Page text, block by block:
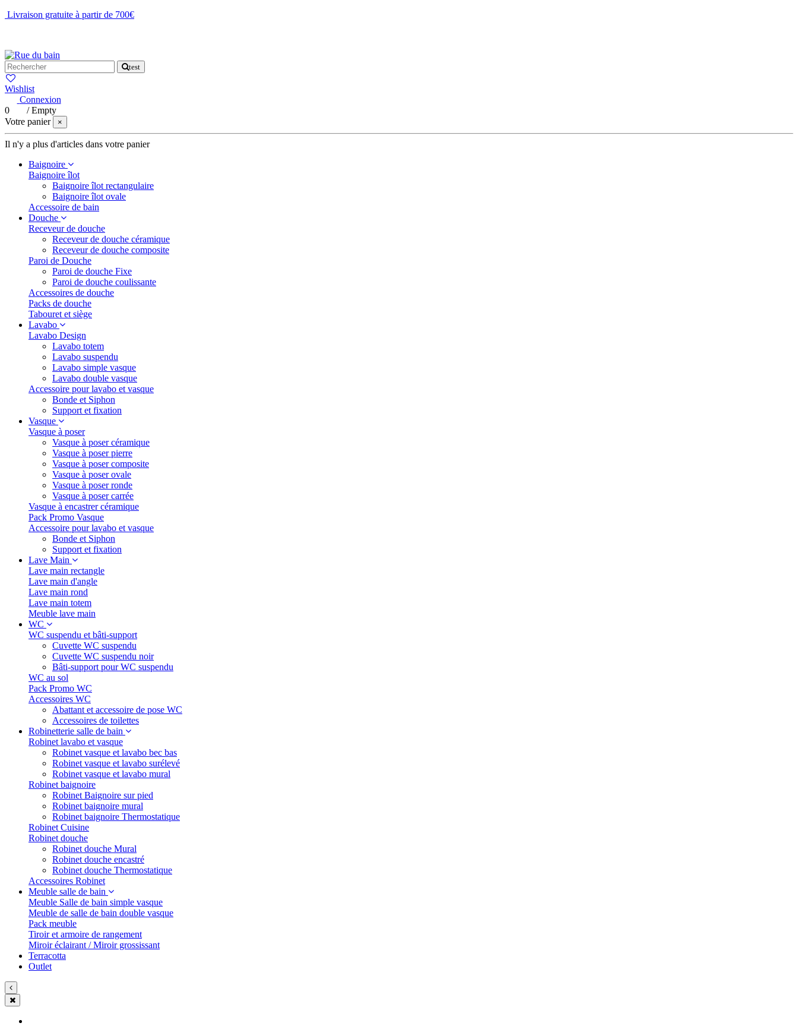
Livraison gratuite à partir de 700€
test
Wishlist
Connexion
0
/Empty
Votre panier
×
Il n'y a plus d'articles dans votre panier
Baignoire
Baignoire îlot
Baignoire îlot rectangulaire
Baignoire îlot ovale
Accessoire de bain
Douche
Receveur de douche
Receveur de douche céramique
Receveur de douche composite
Paroi de Douche
Paroi de douche Fixe
Paroi de douche coulissante
Accessoires de douche
Packs de douche
Tabouret et siège
Lavabo
Lavabo Design
Lavabo totem
Lavabo suspendu
Lavabo simple vasque
Lavabo double vasque
Accessoire pour lavabo et vasque
Bonde et Siphon
Support et fixation
Vasque
Vasque à poser
Vasque à poser céramique
Vasque à poser pierre
Vasque à poser composite
Vasque à poser ovale
Vasque à poser ronde
Vasque à poser carrée
Vasque à encastrer céramique
Pack Promo Vasque
Accessoire pour lavabo et vasque
Bonde et Siphon
Support et fixation
Lave Main
Lave main rectangle
Lave main d'angle
Lave main rond
Lave main totem
Meuble lave main
WC
WC suspendu et bâti-support
Cuvette WC suspendu
Cuvette WC suspendu noir
Bâti-support pour WC suspendu
WC au sol
Pack Promo WC
Accessoires WC
Abattant et accessoire de pose WC
Accessoires de toilettes
Robinetterie salle de bain
Robinet lavabo et vasque
Robinet vasque et lavabo bec bas
Robinet vasque et lavabo surélevé
Robinet vasque et lavabo mural
Robinet baignoire
Robinet Baignoire sur pied
Robinet baignoire mural
Robinet baignoire Thermostatique
Robinet Cuisine
Robinet douche
Robinet douche Mural
Robinet douche encastré
Robinet douche Thermostatique
Accessoires Robinet
Meuble salle de bain
Meuble Salle de bain simple vasque
Meuble de salle de bain double vasque
Pack meuble
Tiroir et armoire de rangement
Miroir éclairant / Miroir grossissant
Terracotta
Outlet